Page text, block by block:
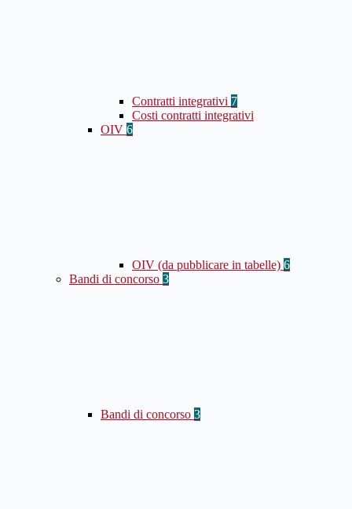
Contratti integrativi 7
Costi contratti integrativi
OIV 6
OIV (da pubblicare in tabelle) 6
Bandi di concorso 3
Bandi di concorso 3